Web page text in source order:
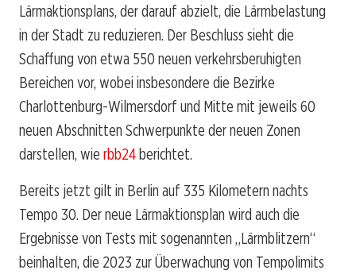
Lärmaktionsplans, der darauf abzielt, die Lärmbelastung
in der Stadt zu reduzieren. Der Beschluss sieht die
Schaffung von etwa 550 neuen verkehrsberuhigten
Bereichen vor, wobei insbesondere die Bezirke
Charlottenburg-Wilmersdorf und Mitte mit jeweils 60
neuen Abschnitten Schwerpunkte der neuen Zonen
darstellen, wie rbb24berichtet.
Bereits jetzt gilt in Berlin auf 335 Kilometern nachts
Tempo 30. Der neue Lärmaktionsplan wird auch die
Ergebnisse von Tests mit sogenannten „Lärmblitzern“
beinhalten, die 2023 zur Überwachung von Tempolimits